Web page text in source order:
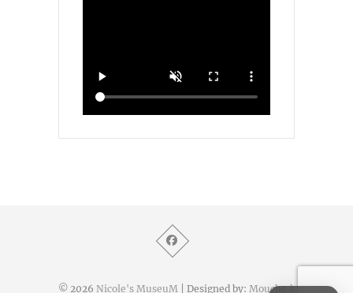
© 2026 Nicole's MuseuM | Designed by: Mouche à